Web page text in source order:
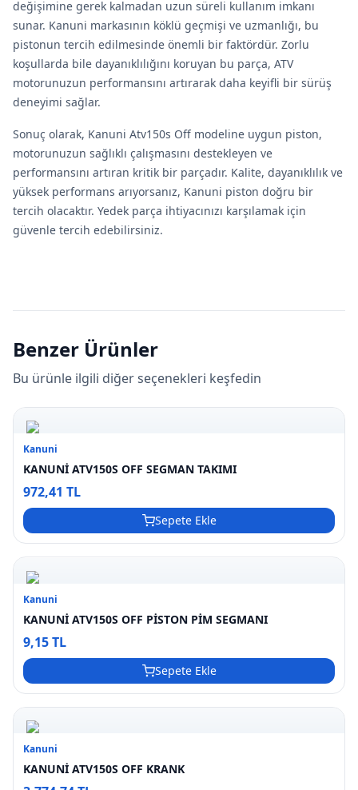
değişimine gerek kalmadan uzun süreli kullanım imkanı
sunar. Kanuni markasının köklü geçmişi ve uzmanlığı, bu
pistonun tercih edilmesinde önemli bir faktördür. Zorlu
koşullarda bile dayanıklılığını koruyan bu parça, ATV
motorunuzun performansını artırarak daha keyifli bir sürüş
deneyimi sağlar.
Sonuç olarak, Kanuni Atv150s Off modeline uygun piston,
motorunuzun sağlıklı çalışmasını destekleyen ve
performansını artıran kritik bir parçadır. Kalite, dayanıklılık ve
yüksek performans arıyorsanız, Kanuni piston doğru bir
tercih olacaktır. Yedek parça ihtiyacınızı karşılamak için
güvenle tercih edebilirsiniz.
Benzer Ürünler
Bu ürünle ilgili diğer seçenekleri keşfedin
Kanuni
KANUNİ ATV150S OFF SEGMAN TAKIMI
972,41 TL
Sepete Ekle
Kanuni
KANUNİ ATV150S OFF PİSTON PİM SEGMANI
9,15 TL
Sepete Ekle
Kanuni
KANUNİ ATV150S OFF KRANK